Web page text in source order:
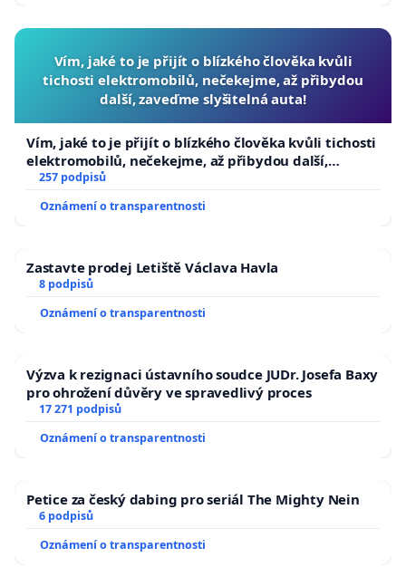
Vím, jaké to je přijít o blízkého člověka kvůli
tichosti elektromobilů, nečekejme, až přibydou
další, zaveďme slyšitelná auta!
Vím, jaké to je přijít o blízkého člověka kvůli tichosti
elektromobilů, nečekejme, až přibydou další,
zaveďme slyšitelná auta!
257 podpisů
Oznámení o transparentnosti
Zastavte prodej Letiště Václava Havla
8 podpisů
Oznámení o transparentnosti
Výzva k rezignaci ústavního soudce JUDr. Josefa Baxy
pro ohrožení důvěry ve spravedlivý proces
17 271 podpisů
Oznámení o transparentnosti
Petice za český dabing pro seriál The Mighty Nein
6 podpisů
Oznámení o transparentnosti